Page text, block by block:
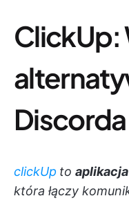
ClickUp:
Discorda
clickUp to
która łączy